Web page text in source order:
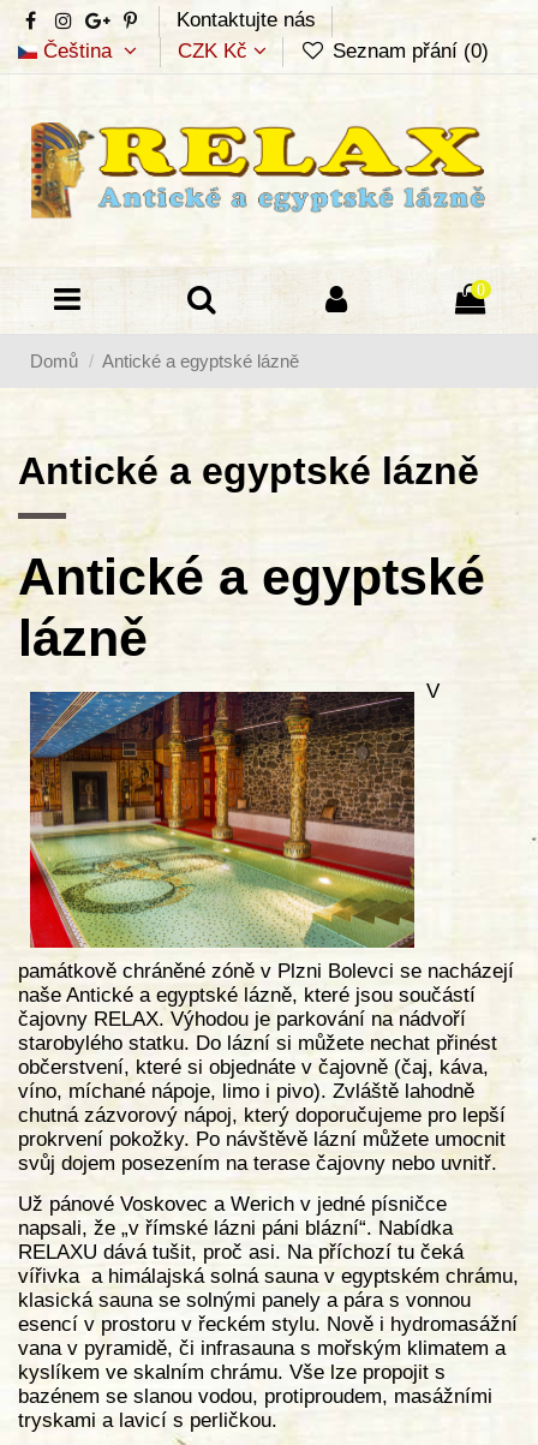
Kontaktujte nás
Čeština
CZK Kč Seznam přání (0)
0
Domů Antické a egyptské lázně
Antické a egyptské lázně
Antické a egyptské
lázně
V
památkově chráněné zóně v Plzni Bolevci se nacházejí
naše Antické a egyptské lázně, které jsou součástí
čajovny RELAX. Výhodou je parkování na nádvoří
starobylého statku. Do lázní si můžete nechat přinést
občerstvení, které si objednáte v čajovně (čaj, káva,
víno, míchané nápoje, limo i pivo). Zvláště lahodně
chutná zázvorový nápoj, který doporučujeme pro lepší
prokrvení pokožky. Po návštěvě lázní můžete umocnit
svůj dojem posezením na terase čajovny nebo uvnitř.
Už pánové Voskovec a Werich v jedné písničce
napsali, že „v římské lázni páni blázní“. Nabídka
RELAXU dává tušit, proč asi. Na příchozí tu čeká
vířivka a himálajská solná sauna v egyptském chrámu,
klasická sauna se solnými panely a pára s vonnou
esencí v prostoru v řeckém stylu. Nově i hydromasážní
vana v pyramidě, či infrasauna s mořským klimatem a
kyslíkem ve skalním chrámu. Vše lze propojit s
bazénem se slanou vodou, protiproudem, masážními
tryskami a lavicí s perličkou.